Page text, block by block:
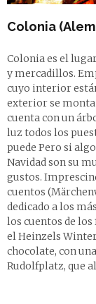
Colonia
Colonia es el
y mercadillos.
cuyo interior
exterior se monta
cuenta con un
luz todos los
puede Pero si
Navidad son su
gustos.
cuentos
dedicado a los
los cuentos de
el Heinzels
chocolate, con
Rudolfplatz, que